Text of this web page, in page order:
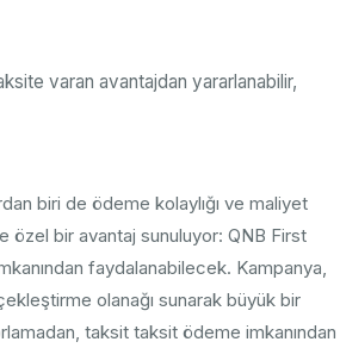
varan avantajdan yararlanabilir,
biri de ödeme kolaylığı ve maliyet
özel bir avantaj sunuluyor: QNB First
faydalanabilecek. Kampanya,
olanağı sunarak büyük bir
taksit taksit ödeme imkanından